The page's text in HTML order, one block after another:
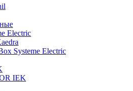
Electric
Systeme Electric
IEK